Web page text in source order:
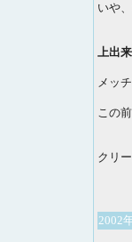
いや
上出来
メッ
この
クリ
2002